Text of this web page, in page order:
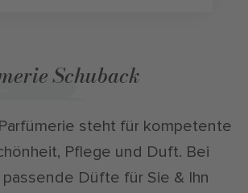
Schuback
steht für kompetente
Pflege und Duft. Bei
Düfte für Sie & Ihn